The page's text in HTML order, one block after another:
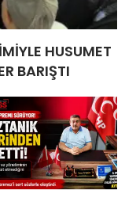
HUSUMET
BARIŞTI